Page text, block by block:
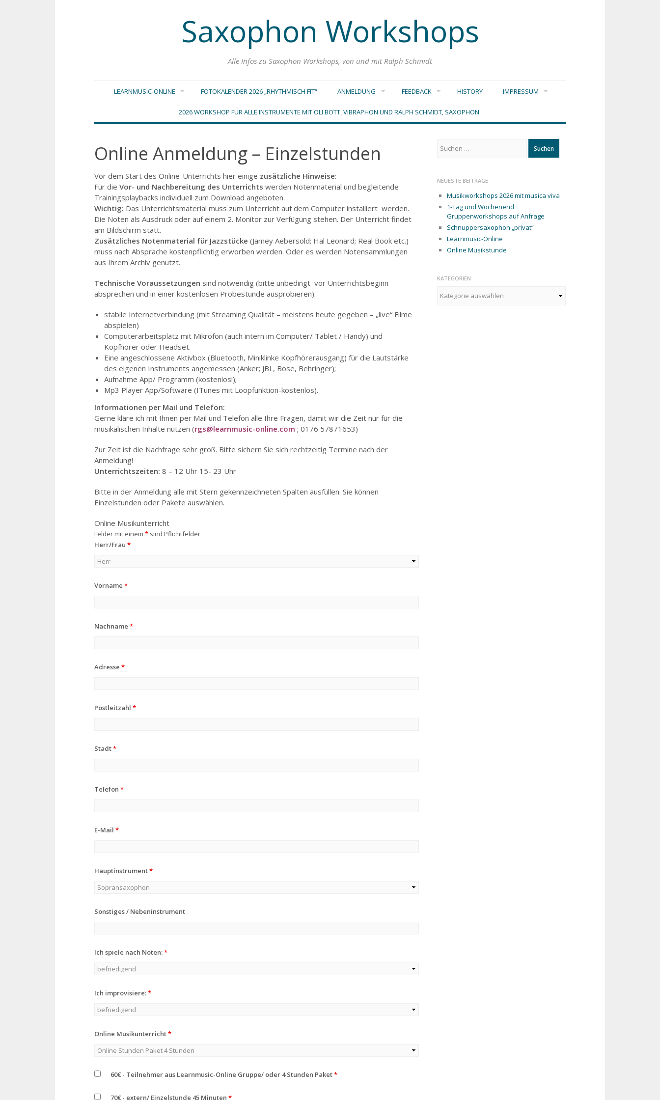
Saxophon Workshops
Alle Infos zu Saxophon Workshops, von und mit Ralph Schmidt
LEARNMUSIC-ONLINE FOTOKALENDER 2026 „RHYTHMISCH FIT“ ANMELDUNG FEEDBACK HISTORY IMPRESSUM
2026 WORKSHOP FÜR ALLE INSTRUMENTE MIT OLI BOTT, VIBRAPHON UND RALPH SCHMIDT, SAXOPHON
Online Anmeldung – Einzelstunden
Vor dem Start des Online-Unterrichts hier einige zusätzliche Hinweise:
Für die Vor- und Nachbereitung des Unterrichts werden Notenmaterial und begleitende
Trainingsplaybacks individuell zum Download angeboten.
Wichtig: Das Unterrichtsmaterial muss zum Unterricht auf dem Computer installiert werden.
Die Noten als Ausdruck oder auf einem 2. Monitor zur Verfügung stehen. Der Unterricht findet
am Bildschirm statt.
Zusätzliches Notenmaterial für Jazzstücke (Jamey Aebersold; Hal Leonard; Real Book etc.)
muss nach Absprache kostenpflichtig erworben werden. Oder es werden Notensammlungen
aus Ihrem Archiv genutzt.
Technische Voraussetzungen sind notwendig (bitte unbedingt vor Unterrichtsbeginn
absprechen und in einer kostenlosen Probestunde ausprobieren):
stabile Internetverbindung (mit Streaming Qualität – meistens heute gegeben – „live“ Filme
abspielen)
Computerarbeitsplatz mit Mikrofon (auch intern im Computer/ Tablet / Handy) und
Kopfhörer oder Headset.
Eine angeschlossene Aktivbox (Bluetooth, Miniklinke Kopfhörerausgang) für die Lautstärke
des eigenen Instruments angemessen (Anker; JBL, Bose, Behringer);
Aufnahme App/ Programm (kostenlos!);
Mp3 Player App/Software (ITunes mit Loopfunktion-kostenlos).
Informationen per Mail und Telefon:
Gerne kläre ich mit Ihnen per Mail und Telefon alle Ihre Fragen, damit wir die Zeit nur für die
musikalischen Inhalte nutzen (rgs@learnmusic-online.com ; 0176 57871653)
Zur Zeit ist die Nachfrage sehr groß. Bitte sichern Sie sich rechtzeitig Termine nach der
Anmeldung!
Unterrichtszeiten: 8 – 12 Uhr 15- 23 Uhr
Bitte in der Anmeldung alle mit Stern gekennzeichneten Spalten ausfüllen. Sie können
Einzelstunden oder Pakete auswählen.
Online Musikunterricht
Felder mit einem * sind Pflichtfelder
Herr/Frau *
Vorname *
Nachname *
Adresse *
Postleitzahl *
Stadt*
Telefon *
E-Mail *
Hauptinstrument*
Sonstiges / Nebeninstrument
Ich spiele nach Noten:*
Ich improvisiere:*
Online Musikunterricht*
60€ - Teilnehmer aus Learnmusic-Online Gruppe/ oder 4 Stunden Paket*
70€ - extern/ Einzelstunde 45 Minuten*
nach:
NEUESTE BEITRÄGE
Musikworkshops 2026 mit musica viva
1-Tag und Wochenend
Gruppenworkshops auf Anfrage
Schnuppersaxophon „privat“
Learnmusic-Online
Online Musikstunde
KATEGORIEN